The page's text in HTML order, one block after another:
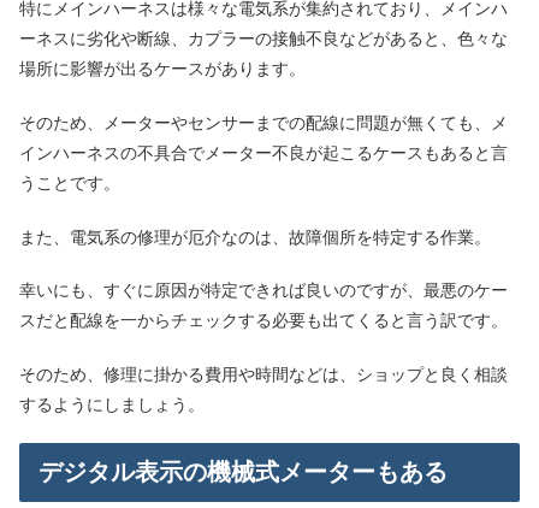
特にメインハーネスは様々な電気系が集約されており、メインハ
ーネスに劣化や断線、カプラーの接触不良などがあると、色々な
場所に影響が出るケースがあります。
そのため、メーターやセンサーまでの配線に問題が無くても、メ
インハーネスの不具合でメーター不良が起こるケースもあると言
うことです。
また、電気系の修理が厄介なのは、故障個所を特定する作業。
幸いにも、すぐに原因が特定できれば良いのですが、最悪のケー
スだと配線を一からチェックする必要も出てくると言う訳です。
そのため、修理に掛かる費用や時間などは、ショップと良く相談
するようにしましょう。
デジタル表示の機械式メーターもある